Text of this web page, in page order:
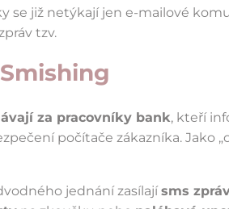
se již netýkají jen e-mailové
tzv.
za pracovníky bank, kteří
počítače zákazníka.
jednání zasílajísms